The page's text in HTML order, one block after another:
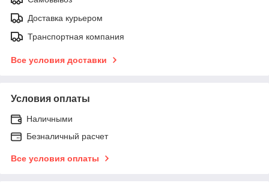
Доставка курьером
Транспортная компания
Все условия доставки
Условия оплаты
Наличными
Безналичный расчет
Все условия оплаты